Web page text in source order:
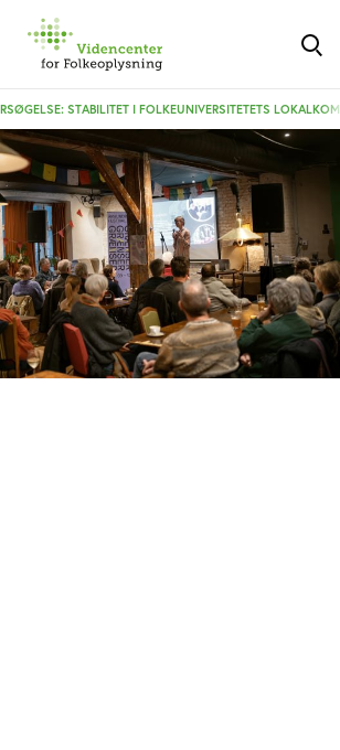
STABILITET I FOLKEUNIVERSITETETS